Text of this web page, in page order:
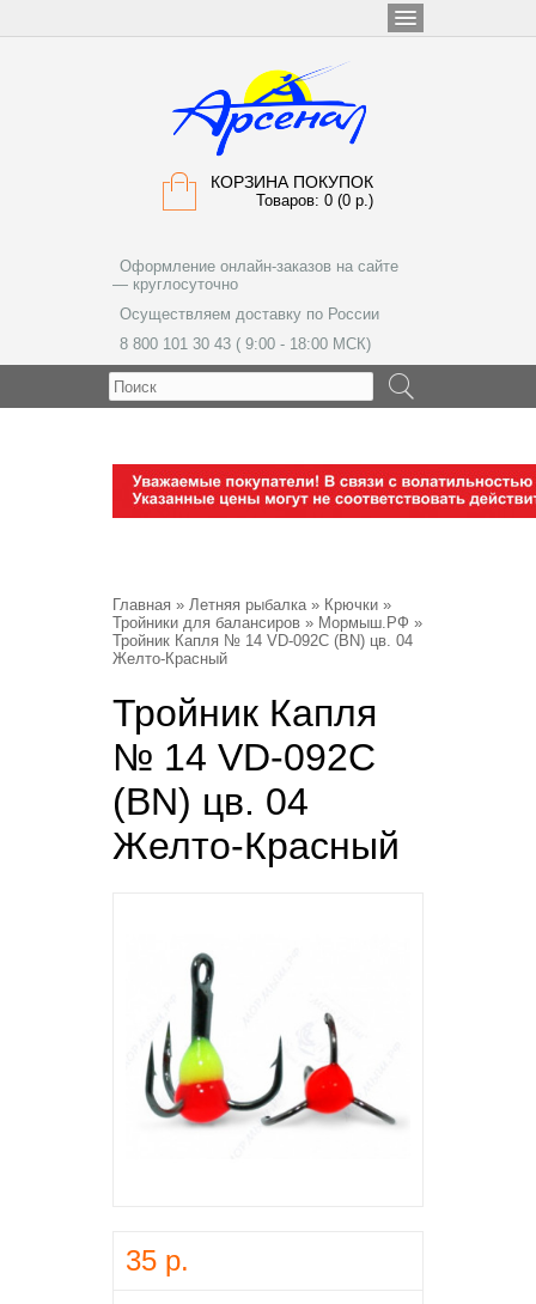
КОРЗИНА ПОКУПОК
Товаров: 0 (0 р.)
Оформление онлайн-заказов на сайте
— круглосуточно
Осуществляем доставку по России
8 800 101 30 43 ( 9:00 - 18:00 МСК)
Главная » Летняя рыбалка» Крючки »
Тройники для балансиров » Мормыш.РФ »
Тройник Капля № 14 VD-092C (BN) цв. 04
Желто-Красный
Тройник Капля
№ 14 VD-092C
(BN) цв. 04
Желто-Красный
35 р.